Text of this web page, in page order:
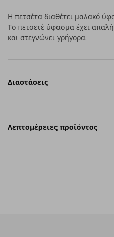
Η πετσέτα διαθέτει μαλακό
Το πετσετέ ύφασμα έχει
και στεγνώνει γρήγορα.
Διαστάσεις
Λεπτομέρειες προϊόντος